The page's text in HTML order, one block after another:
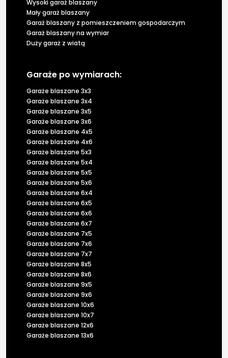
Wysoki garaż blaszany
Mały garaż blaszany
Garaż blaszany z pomieszczeniem gospodarczym
Garaż blaszany na wymiar
Duży garaż z wiatą
Garaże po wymiarach:
Garaże blaszane 3x3
Garaże blaszane 3x4
Garaże blaszane 3x5
Garaże blaszane 3x6
Garaże blaszane 4x5
Garaże blaszane 4x6
Garaże blaszane 5x3
Garaże blaszane 5x4
Garaże blaszane 5x5
Garaże blaszane 5x6
Garaże blaszane 6x4
Garaże blaszane 6x5
Garaże blaszane 6x6
Garaże blaszane 6x7
Garaże blaszane 7x5
Garaże blaszane 7x6
Garaże blaszane 7x7
Garaże blaszane 8x5
Garaże blaszane 8x6
Garaże blaszane 9x5
Garaże blaszane 9x6
Garaże blaszane 10x6
Garaże blaszane 10x7
Garaże blaszane 12x6
Garaże blaszane 13x6